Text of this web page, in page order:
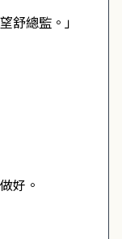
舒總監。」
好。